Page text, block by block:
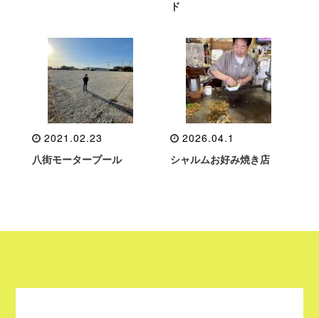
ド
2021.02.23
八街モータープール
2026.04.1
シャルムお好み焼き店